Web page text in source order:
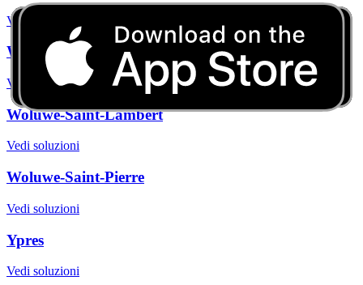
Vedi soluzioni
Wavre
Vedi soluzioni
Woluwe-Saint-Lambert
Vedi soluzioni
Woluwe-Saint-Pierre
Vedi soluzioni
Ypres
Vedi soluzioni